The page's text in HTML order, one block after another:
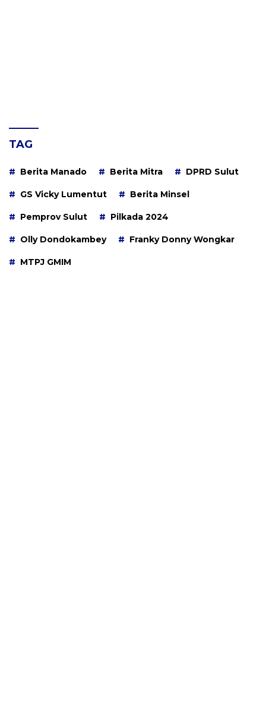
TAG
Berita Manado Berita Mitra DPRD Sulut
GS Vicky Lumentut Berita Minsel
Pemprov Sulut Pilkada 2024
Olly Dondokambey Franky Donny Wongkar
MTPJ GMIM